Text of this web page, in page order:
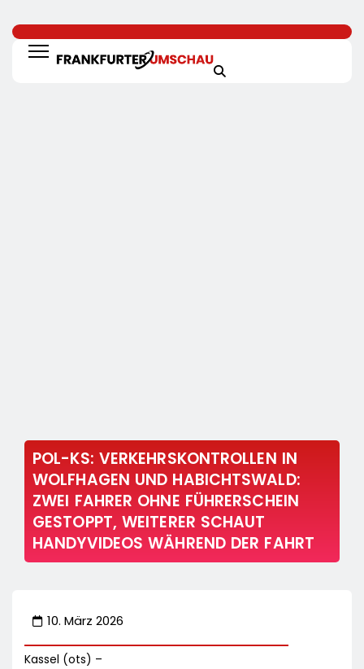
POL-KS: VERKEHRSKONTROLLEN IN
WOLFHAGEN UND HABICHTSWALD:
ZWEI FAHRER OHNE FÜHRERSCHEIN
GESTOPPT, WEITERER SCHAUT
HANDYVIDEOS WÄHREND DER FAHRT
10. März 2026
Kassel (ots) –